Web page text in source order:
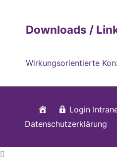
Downloads /
Wirkungsorientierte
Startseite
Login
Datenschutzerklärung